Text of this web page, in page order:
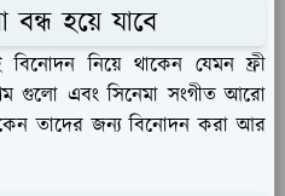
হয়ে যাবে
নিয়ে থাকেন যেমন ফ্রী
গুলো এবং সিনেমা সংগীত আরো
তাদের জন্য বিনোদন করা আর